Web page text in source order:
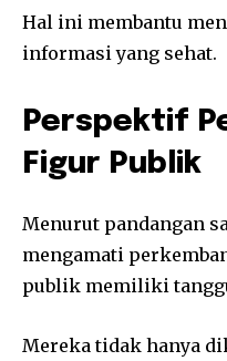
Hal ini membantu
informasi yang sehat.
Perspektif
Figur Publik
Menurut pandangan
mengamati
publik memiliki
Mereka tidak hanya